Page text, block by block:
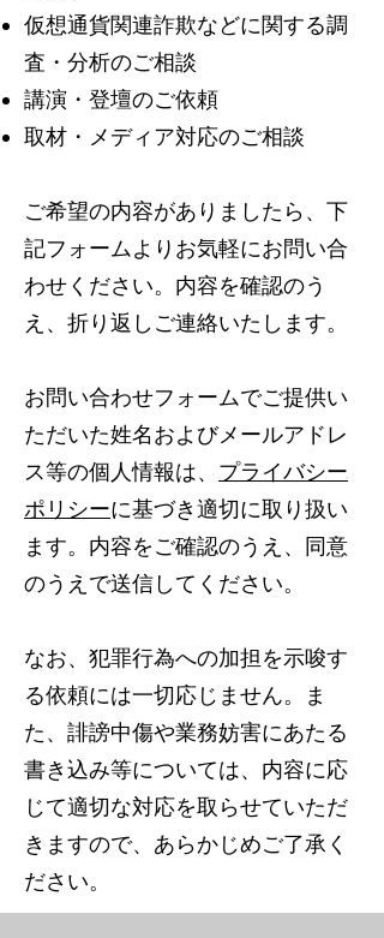
仮想通貨関連詐欺などに関する調
査・分析のご相談
講演・登壇のご依頼
取材・メディア対応のご相談
ご希望の内容がありましたら、下
記フォームよりお気軽にお問い合
わせください。内容を確認のう
え、折り返しご連絡いたします。
お問い合わせフォームでご提供い
ただいた姓名およびメールアドレ
ス等の個人情報は、 プライバシー
ポリシーに基づき適切に取り扱い
ます。内容をご確認のうえ、同意
のうえで送信してください。
なお、犯罪行為への加担を示唆す
る依頼には一切応じません。ま
た、誹謗中傷や業務妨害にあたる
書き込み等については、内容に応
じて適切な対応を取らせていただ
きますので、あらかじめご了承く
ださい。